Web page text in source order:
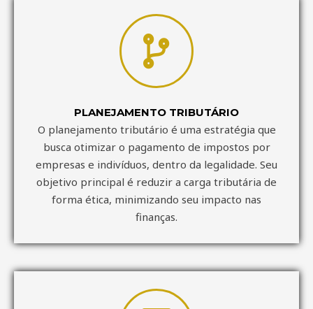
PLANEJAMENTO TRIBUTÁRIO
O planejamento tributário é uma estratégia que
busca otimizar o pagamento de impostos por
empresas e indivíduos, dentro da legalidade. Seu
objetivo principal é reduzir a carga tributária de
forma ética, minimizando seu impacto nas
finanças.